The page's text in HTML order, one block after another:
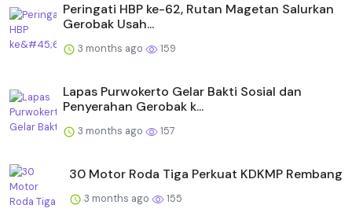
Peringati HBP ke-62, Rutan Magetan Salurkan
Gerobak Usah...
3 months ago 159
Lapas Purwokerto Gelar Bakti Sosial dan
Penyerahan Gerobak k...
3 months ago 157
30 Motor Roda Tiga Perkuat KDKMP Rembang
3 months ago 155